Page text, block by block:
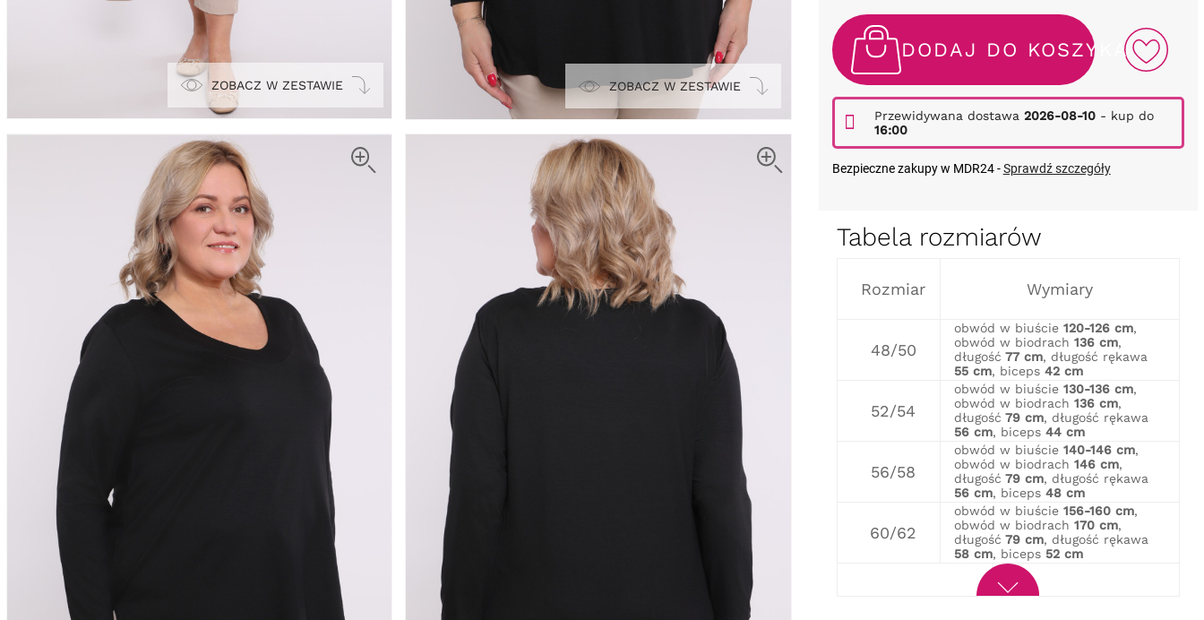
ZOBACZ W ZESTAWIE ZOBACZ W ZESTAWIE
DODAJ DO KOSZYKA
Przewidywana dostawa 2026-08-10- kup do
16:00
Bezpieczne zakupy w MDR24 -Sprawdź szczegóły
Tabela rozmiarów
Rozmiar Wymiary
48/50
obwód w biuście 120-126 cm,
obwód w biodrach 136 cm,
długość 77 cm, długość rękawa
55 cm, biceps 42 cm
52/54
obwód w biuście 130-136 cm,
obwód w biodrach 136 cm,
długość 79 cm, długość rękawa
56 cm, biceps 44 cm
56/58
obwód w biuście 140-146 cm,
obwód w biodrach 146 cm,
długość 79 cm, długość rękawa
56 cm, biceps 48 cm
60/62
obwód w biuście 156-160 cm,
obwód w biodrach 170 cm,
długość 79 cm, długość rękawa
58 cm, biceps 52 cm